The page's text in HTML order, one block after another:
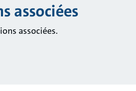
associées
associées.